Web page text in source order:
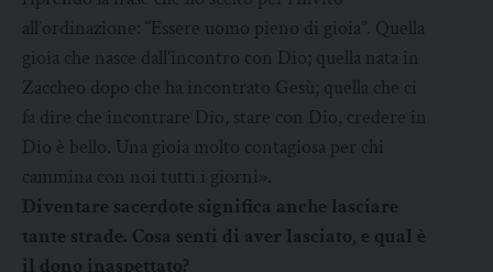
all’ordinazione: “Essere uomo pieno di gioia”. Quella
gioia che nasce dall’incontro con Dio; quella nata in
Zaccheo dopo che ha incontrato Gesù; quella che ci
fa dire che incontrare Dio, stare con Dio, credere in
Dio è bello. Una gioia molto contagiosa per chi
cammina con noi tutti i giorni».
Diventare sacerdote significa anche lasciare
tante strade. Cosa senti di aver lasciato, e qual è
il dono inaspettato?